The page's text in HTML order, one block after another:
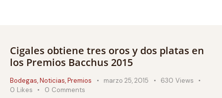
Cigales obtiene tres oros y dos platas en
los Premios Bacchus 2015
Bodegas,Noticias,Premios marzo 25, 2015 630 Views
0 Likes 0 Comments